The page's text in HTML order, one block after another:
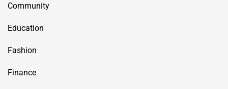
Community
Education
Fashion
Finance